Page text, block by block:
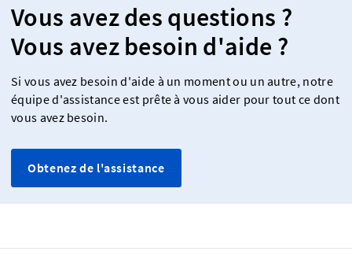
Vous avez des questions ?
Vous avez besoin d'aide ?
Si vous avez besoin d'aide à un moment ou un autre, notre
équipe d'assistance est prête à vous aider pour tout ce dont
vous avez besoin.
Obtenez de l'assistance